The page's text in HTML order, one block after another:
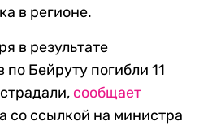
в регионе.
в результате
по Бейруту погибли 11
сообщает
со ссылкой на министра